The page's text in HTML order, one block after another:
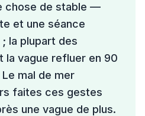
chose de stable —
et une séance
la plupart des
la vague refluer en 90
mal de mer
faites ces gestes
une vague de plus.